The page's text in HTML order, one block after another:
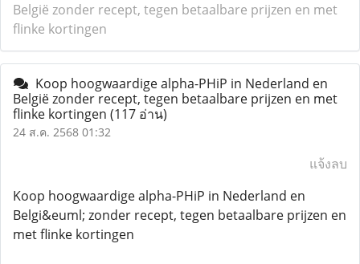
België zonder recept, tegen betaalbare prijzen en met
flinke kortingen
Koop hoogwaardige alpha-PHiP in Nederland en
België zonder recept, tegen betaalbare prijzen en met
flinke kortingen (117 อ่าน)
24 ส.ค. 2568 01:32
แจ้งลบ
Koop hoogwaardige alpha-PHiP in Nederland en
Belgi&euml; zonder recept, tegen betaalbare prijzen en
met flinke kortingen